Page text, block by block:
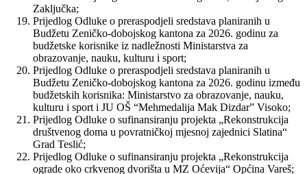
Zaključka;
Prijedlog Odluke o preraspodjeli sredstava planiranih u
Budžetu Zeničko-dobojskog kantona za 2026. godinu za
budžetske korisnike iz nadležnosti Ministarstva za
obrazovanje, nauku, kulturu i sport;
Prijedlog Odluke o preraspodjeli sredstava planiranih u
Budžetu Zeničko-dobojskog kantona za 2026. godinu između
budžetskih korisnika: Ministarstvo za obrazovanje, nauku,
kulturu i sport i JU OŠ “Mehmedalija Mak Dizdar” Visoko;
Prijedlog Odluke o sufinansiranju projekta „Rekonstrukcija
društvenog doma u povratničkoj mjesnoj zajednici Slatina“
Grad Teslić;
Prijedlog Odluke o sufinansiranju projekta „Rekonstrukcija
ograde oko crkvenog dvorišta u MZ Oćevija“ Općina Vareš;